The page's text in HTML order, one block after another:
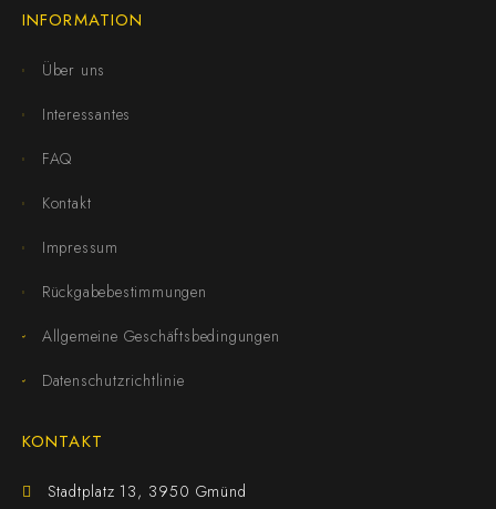
INFORMATION
Über uns
Interessantes
FAQ
Kontakt
Impressum
Rückgabebestimmungen
Allgemeine Geschäftsbedingungen
Datenschutzrichtlinie
KONTAKT
Stadtplatz 13, 3950 Gmünd